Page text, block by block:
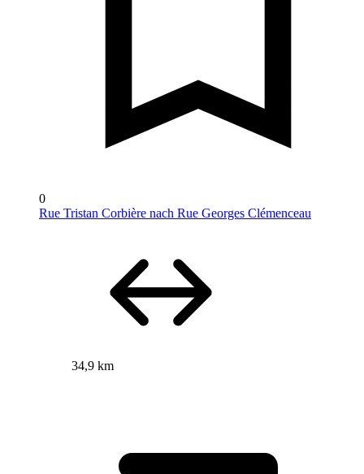
0
Rue Tristan Corbière nach Rue Georges Clémenceau
34,9 km